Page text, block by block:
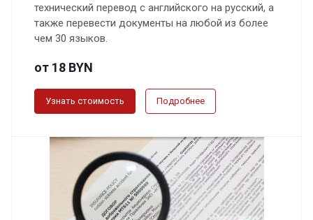
технический перевод с английского на русский, а
также перевести документы на любой из более
чем 30 языков.
от 18 BYN
Узнать стоимость Подробнее